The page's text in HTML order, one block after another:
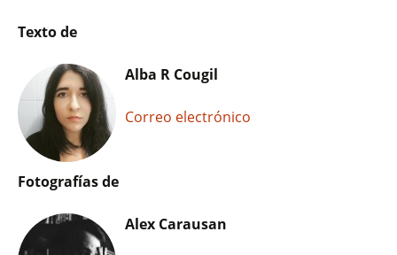
Texto de
Alba R Cougil
Correo electrónico
Fotografías de
Alex Carausan